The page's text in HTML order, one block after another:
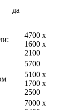
да
4700 х
1600 х
2100
5700
5100 х
1700 х
2500
7000 х